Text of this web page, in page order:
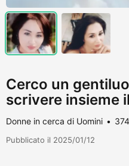
Cerco un
scrivere insieme
Donne in cerca di Uomini
Pubblicato il 2025/01/12